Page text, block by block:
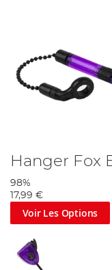
Hanger Fox
98%
17,99 €
Voir Les Options